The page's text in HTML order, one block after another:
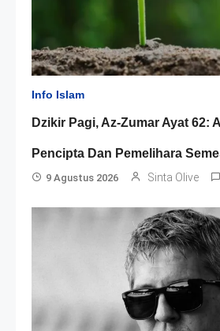
Info Islam
Dzikir Pagi, Az-Zumar Ayat 62:
Pencipta Dan Pemelihara
9 Agustus 2026 Sinta Olive